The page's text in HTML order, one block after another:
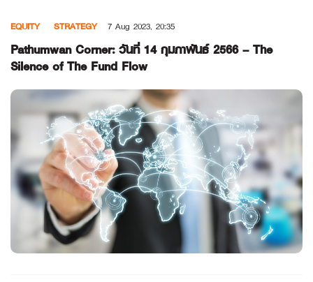
content
EQUITY STRATEGY 7 Aug 2023, 20:35
Pathumwan Corner: วันที่ 14 กุมภาพันธ์ 2566 – The
Silence of The Fund Flow